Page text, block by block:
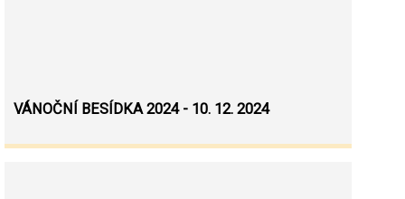
VÁNOČNÍ BESÍDKA 2024 - 10. 12. 2024